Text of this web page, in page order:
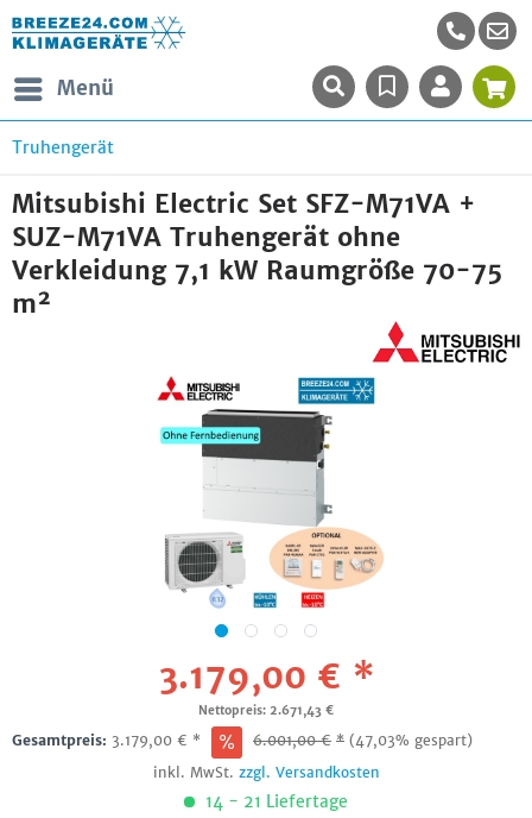
Menü
Truhengerät
Mitsubishi Electric Set SFZ-M71VA +
SUZ-M71VA Truhengerät ohne
Verkleidung 7,1 kW Raumgröße 70-75
m²
3.179,00 € *
Nettopreis: 2.671,43 €
Gesamtpreis: 3.179,00 € * 6.001,00€ * (47,03% gespart)
inkl. MwSt. zzgl. Versandkosten
14 - 21 Liefertage